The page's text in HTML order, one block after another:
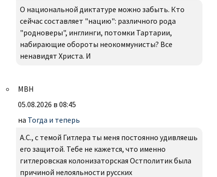
О национальной диктатуре можно забыть. Кто
сейчас составляет "нацию": различного рода
"родноверы", инглинги, потомки Тартарии,
набирающие обороты неокоммунисты? Все
ненавидят Христа. И
МВН
05.08.2026 в 08:45
на Тогда и теперь
А.С., с темой Гитлера ты меня постоянно удивляешь
его защитой. Тебе не кажется, что именно
гитлеровская колонизаторская Остполитик была
причиной нелояльности русских